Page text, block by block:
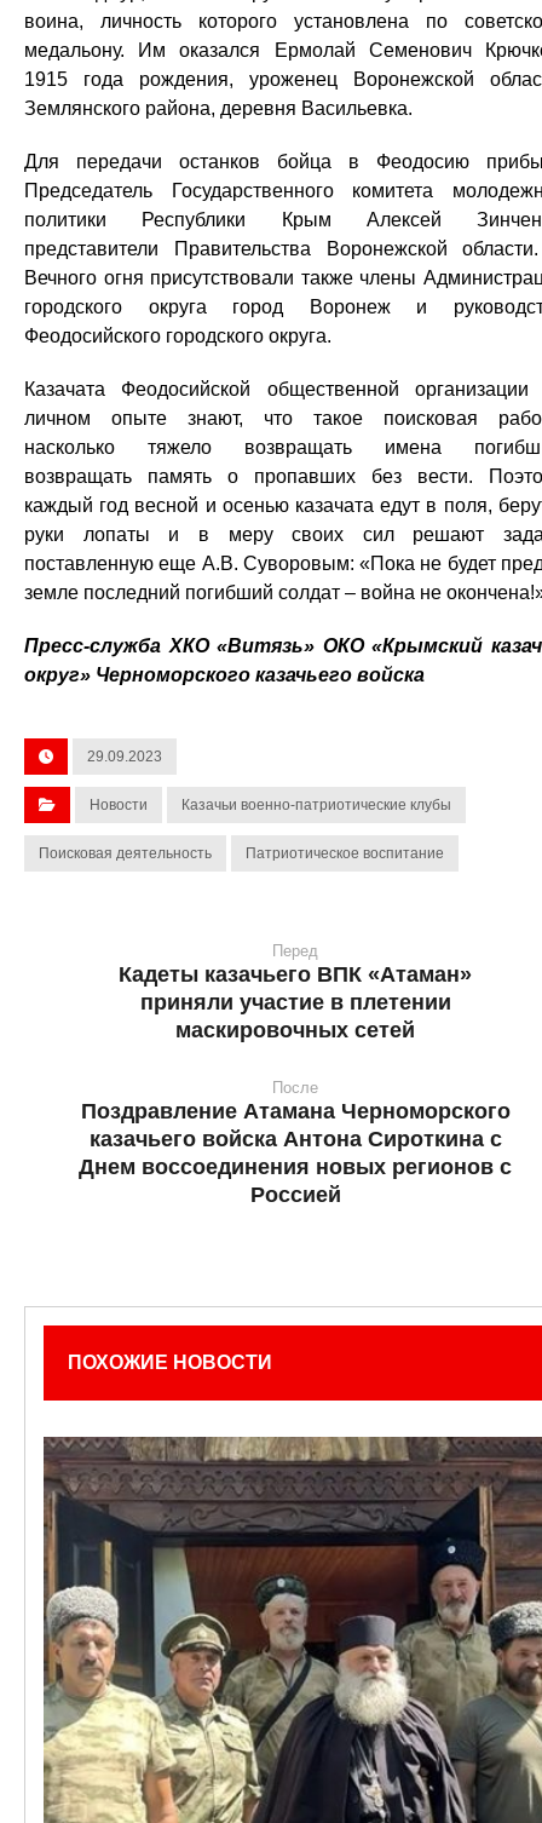
воина, личность которого установлена по
медальону. Им оказался Ермолай Семенович
1915 года рождения, уроженец Воронежской
Землянского района, деревня Васильевка.
Для передачи останков бойца в Феодосию
Председатель Государственного комитета
политики Республики Крым Алексей
представители Правительства Воронежской
Вечного огня присутствовали также члены
городского округа город Воронеж и
Феодосийского городского округа.
Казачата Феодосийской общественной организации
личном опыте знают, что такое поисковая
насколько тяжело возвращать имена
возвращать память о пропавших без вести.
каждый год весной и осенью казачата едут в поля,
руки лопаты и в меру своих сил решают
поставленную еще А.В. Суворовым: «Пока не будет
земле последний погибший солдат – война не
Пресс-служба ХКО «Витязь» ОКО «Крымский
округ» Черноморского казачьего войска
29.09.2023
Новости Казачьи военно-патриотические клубы
Поисковая деятельность Патриотическое воспитание
Перед
Кадеты казачьего ВПК «Атаман»
приняли участие в плетении
маскировочных сетей
После
Поздравление Атамана Черноморского
казачьего войска Антона Сироткина с
Днем воссоединения новых регионов с
Россией
ПОХОЖИЕ НОВОСТИ